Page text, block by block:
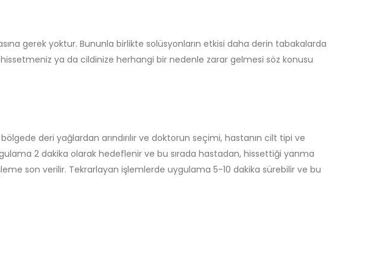
gerek yoktur. Bununla birlikte solüsyonların etkisi daha derin tabakalarda
ya da cildinize herhangi bir nedenle zarar gelmesi söz konusu
deri yağlardan arındırılır ve doktorun seçimi, hastanın cilt tipi ve
2 dakika olarak hedeflenir ve bu sırada hastadan, hissettiği yanma
son verilir. Tekrarlayan işlemlerde uygulama 5-10 dakika sürebilir ve bu